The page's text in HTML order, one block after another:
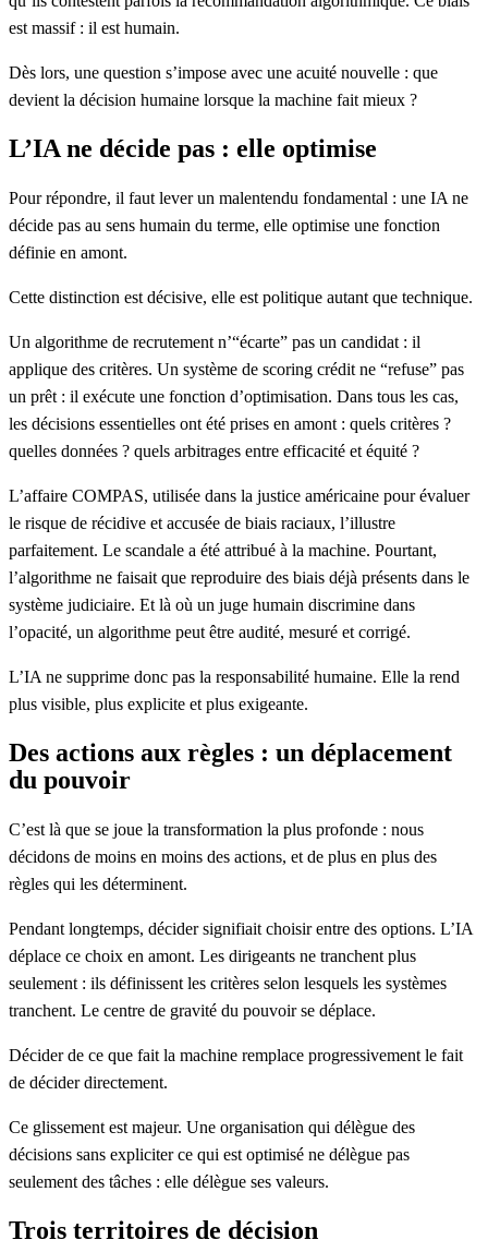
est massif : il est humain.
Dès lors, une question s’impose avec une acuité nouvelle : que
devient la décision humaine lorsque la machine fait mieux ?
L’IA ne décide pas : elle optimise
Pour répondre, il faut lever un malentendu fondamental : une IA ne
décide pas au sens humain du terme, elle optimise une fonction
définie en amont.
Cette distinction est décisive, elle est politique autant que technique.
Un algorithme de recrutement n’“écarte” pas un candidat : il
applique des critères. Un système de scoring crédit ne “refuse” pas
un prêt : il exécute une fonction d’optimisation. Dans tous les cas,
les décisions essentielles ont été prises en amont : quels critères ?
quelles données ? quels arbitrages entre efficacité et équité ?
L’affaire COMPAS, utilisée dans la justice américaine pour évaluer
le risque de récidive et accusée de biais raciaux, l’illustre
parfaitement. Le scandale a été attribué à la machine. Pourtant,
l’algorithme ne faisait que reproduire des biais déjà présents dans le
système judiciaire. Et là où un juge humain discrimine dans
l’opacité, un algorithme peut être audité, mesuré et corrigé.
L’IA ne supprime donc pas la responsabilité humaine. Elle la rend
plus visible, plus explicite et plus exigeante.
Des actions aux règles : un déplacement
du pouvoir
C’est là que se joue la transformation la plus profonde : nous
décidons de moins en moins des actions, et de plus en plus des
règles qui les déterminent.
Pendant longtemps, décider signifiait choisir entre des options. L’IA
déplace ce choix en amont. Les dirigeants ne tranchent plus
seulement : ils définissent les critères selon lesquels les systèmes
tranchent. Le centre de gravité du pouvoir se déplace.
Décider de ce que fait la machine remplace progressivement le fait
de décider directement.
Ce glissement est majeur. Une organisation qui délègue des
décisions sans expliciter ce qui est optimisé ne délègue pas
seulement des tâches : elle délègue ses valeurs.
Trois territoires de décision